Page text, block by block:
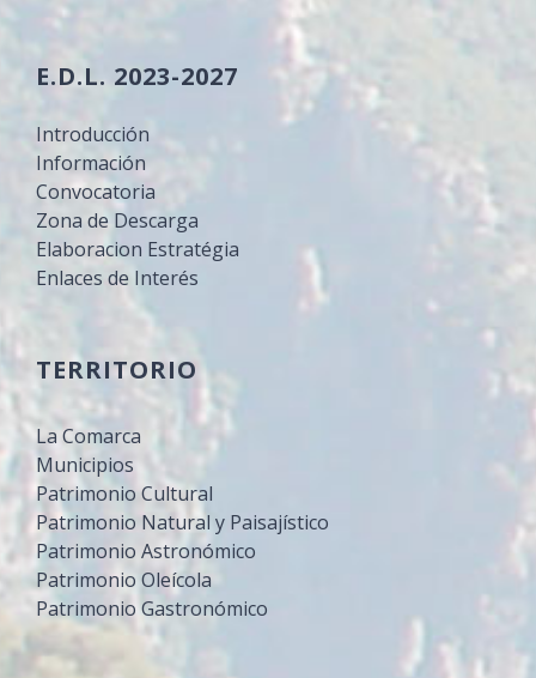
E.D.L. 2023-2027
Introducción
Información
Convocatoria
Zona de Descarga
Elaboracion Estratégia
Enlaces de Interés
TERRITORIO
La Comarca
Municipios
Patrimonio Cultural
Patrimonio Natural y Paisajístico
Patrimonio Astronómico
Patrimonio Oleícola
Patrimonio Gastronómico